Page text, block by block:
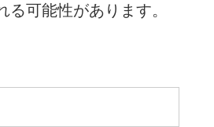
可能性があります。